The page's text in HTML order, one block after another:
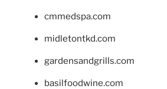
cmmedspa.com
midletontkd.com
gardensandgrills.com
basilfoodwine.com